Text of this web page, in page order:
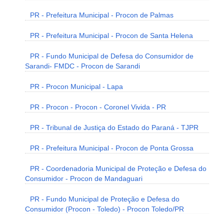
PR - Prefeitura Municipal - Procon de Palmas
PR - Prefeitura Municipal - Procon de Santa Helena
PR - Fundo Municipal de Defesa do Consumidor de
Sarandi- FMDC - Procon de Sarandi
PR - Procon Municipal - Lapa
PR - Procon - Procon - Coronel Vivida - PR
PR - Tribunal de Justiça do Estado do Paraná - TJPR
PR - Prefeitura Municipal - Procon de Ponta Grossa
PR - Coordenadoria Municipal de Proteção e Defesa do
Consumidor - Procon de Mandaguari
PR - Fundo Municipal de Proteção e Defesa do
Consumidor (Procon - Toledo) - Procon Toledo/PR